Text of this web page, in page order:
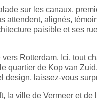
sur les canaux,
attendent, alignés,
paisible et ses
Rotterdam. Ici, tout
quartier de Kop van
design, laissez-vous
la ville de Vermeer et